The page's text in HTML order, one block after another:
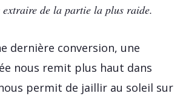
extraire de la partie la plus raide.
dernière conversion, une
nous remit plus haut dans
permit de jaillir au soleil sur